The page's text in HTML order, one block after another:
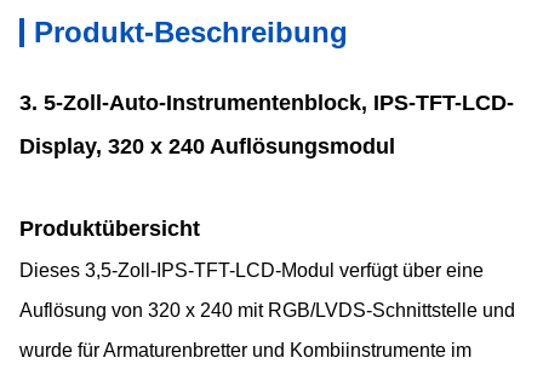
Produkt-Beschreibung
3. 5-Zoll-Auto-Instrumentenblock, IPS-TFT-LCD-
Display, 320 x 240 Auflösungsmodul
Produktübersicht
Dieses 3,5-Zoll-IPS-TFT-LCD-Modul verfügt über eine
Auflösung von 320 x 240 mit RGB/LVDS-Schnittstelle und
wurde für Armaturenbretter und Kombiinstrumente im